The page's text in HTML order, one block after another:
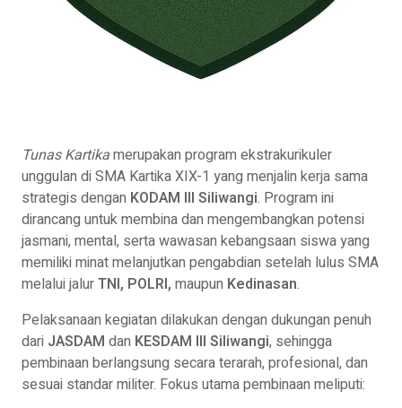
Tunas Kartikamerupakan program ekstrakurikuler
unggulan di SMA Kartika XIX-1 yang menjalin kerja sama
strategis dengan KODAM III Siliwangi. Program ini
dirancang untuk membina dan mengembangkan potensi
jasmani, mental, serta wawasan kebangsaan siswa yang
memiliki minat melanjutkan pengabdian setelah lulus SMA
melalui jalurTNI, POLRI, maupun Kedinasan.
Pelaksanaan kegiatan dilakukan dengan dukungan penuh
dari JASDAM dan KESDAM III Siliwangi, sehingga
pembinaan berlangsung secara terarah, profesional, dan
sesuai standar militer. Fokus utama pembinaan meliputi: